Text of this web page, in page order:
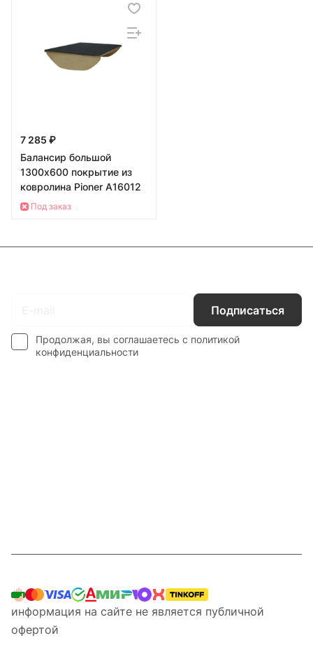
7 285 ₽
Балансир большой
1300х600 покрытие из
ковролина Pioner A16012
Под заказ
Подписаться
Продолжая, вы соглашаетесь с политикой
конфиденциальности
информация на сайте не является публичной
офертой